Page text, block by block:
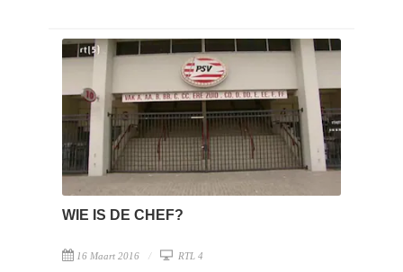
WIE IS DE CHEF?
16 Maart 2016 RTL 4